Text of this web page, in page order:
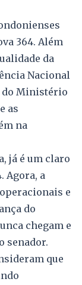
364. Além
da
Nacional
do Ministério
as
na
já é um claro
Agora, a
e
do
chegam e
senador.
que